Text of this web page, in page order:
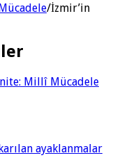
/İzmir’in
Millî Mücadele